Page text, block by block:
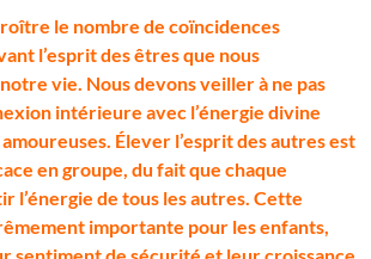
le nombre de coïncidences
l’esprit des êtres que nous
vie. Nous devons veiller à ne pas
intérieure avec l’énergie divine
Élever l’esprit des autres est
en groupe, du fait que chaque
l’énergie de tous les autres. Cette
importante pour les enfants,
sentiment de sécurité et leur croissance